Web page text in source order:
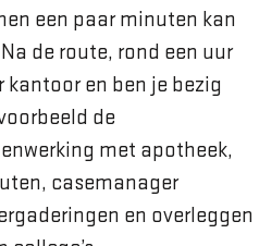
een paar minuten kan
de route, rond een uur
kantoor en ben je bezig
de
met apotheek,
casemanager
en overleggen